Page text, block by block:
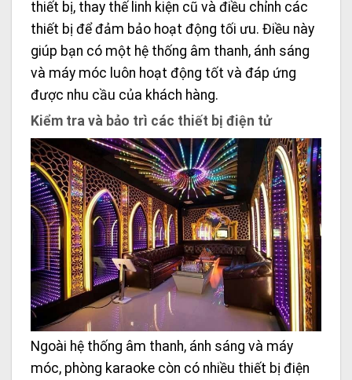
thiết bị, thay thế linh kiện cũ và điều chỉnh các
thiết bị để đảm bảo hoạt động tối ưu. Điều này
giúp bạn có một hệ thống âm thanh, ánh sáng
và máy móc luôn hoạt động tốt và đáp ứng
được nhu cầu của khách hàng.
Kiểm tra và bảo trì các thiết bị điện tử
Ngoài hệ thống âm thanh, ánh sáng và máy
móc, phòng karaoke còn có nhiều thiết bị điện